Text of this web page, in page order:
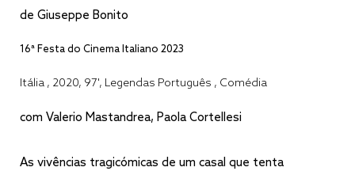
de Giuseppe Bonito
16ª Festa do Cinema Italiano 2023
Itália , 2020, 97', Legendas Português , Comédia
com Valerio Mastandrea, Paola Cortellesi
As vivências tragicómicas de um casal que tenta